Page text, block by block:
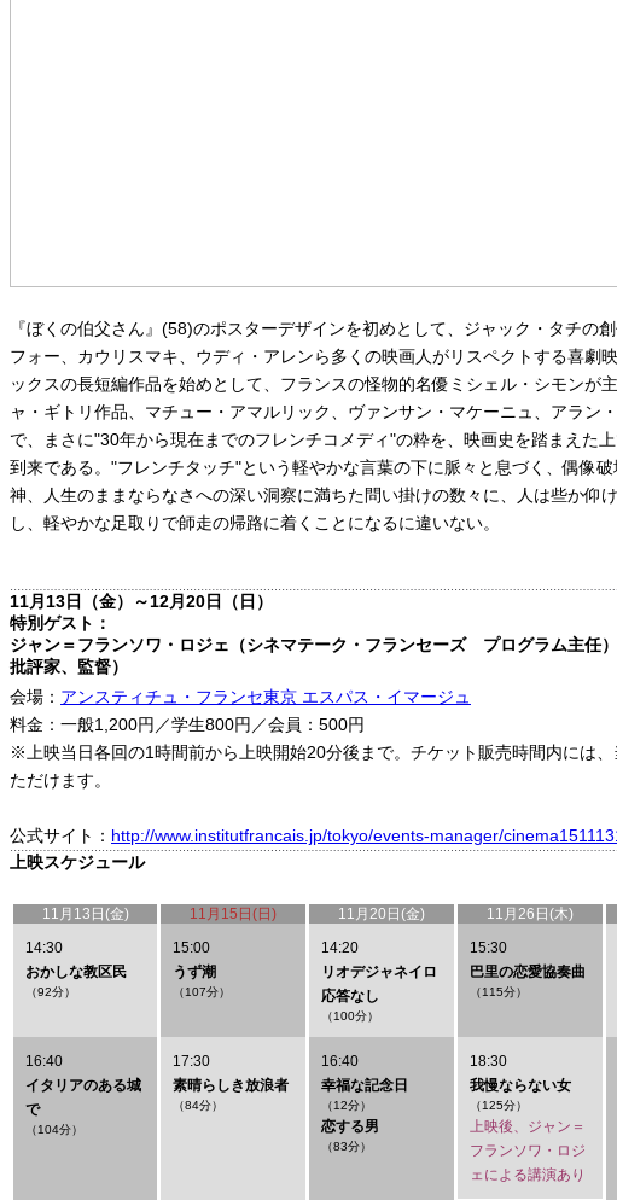
『ぼくの伯父さん』(58)のポスターデザインを初めとして、ジャック・タチの
フォー、カウリスマキ、ウディ・アレンら多くの映画人がリスペクトする喜劇
ックスの長短編作品を始めとして、フランスの怪物的名優ミシェル・シモンが
ャ・ギトリ作品、マチュー・アマルリック、ヴァンサン・マケーニュ、アラン
で、まさに"30年から現在までのフレンチコメディ"の粋を、映画史を踏まえた
到来である。"フレンチタッチ"という軽やかな言葉の下に脈々と息づく、偶像
神、人生のままならなさへの深い洞察に満ちた問い掛けの数々に、人は些か仰
し、軽やかな足取りで師走の帰路に着くことになるに違いない。
11月13日（金）～12月20日（日）
特別ゲスト：
ジャン＝フランソワ・ロジェ（シネマテーク・フランセーズ プログラム主任
批評家、監督）
会場： アンスティチュ・フランセ東京 エスパス・イマージュ
料金：一般1,200円／学生800円／会員：500円
※上映当日各回の1時間前から上映開始20分後まで。チケット販売時間内には
ただけます。
公式サイト： http://www.institutfrancais.jp/tokyo/events-manager/
上映スケジュール
11月13日(金)
14:30
おかしな教区民
（92分）
16:40
イタリアのある城
で
（104分）
11月15日(日)
15:00
うず潮
（107分）
17:30
素晴らしき放浪者
（84分）
11月20日(金)
14:20
リオデジャネイロ
応答なし
（100分）
16:40
幸福な記念日
（12分）
恋する男
（83分）
11月26日(木)
15:30
巴里の恋愛協奏曲
（115分）
18:30
我慢ならない女
（125分）
上映後、ジャン＝
フランソワ・ロジ
ェによる講演あり